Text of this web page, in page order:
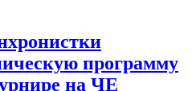
программу
на ЧЕ